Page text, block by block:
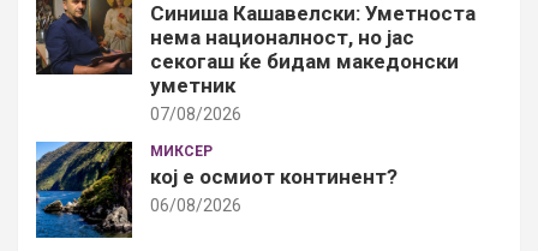
Синиша Кашавелски: Уметноста
нема националност, но јас
секогаш ќе бидам македонски
уметник
07/08/2026
МИКСЕР
кој е осмиот континент?
06/08/2026